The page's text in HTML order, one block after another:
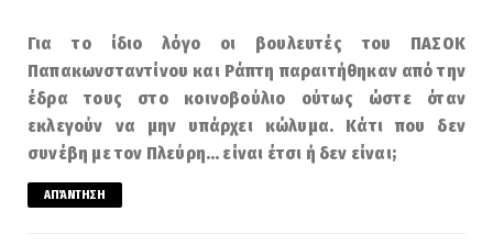
Για το ίδιο λόγο οι βουλευτές του ΠΑΣΟΚ
Παπακωνσταντίνου και Ράπτη παραιτήθηκαν από την
έδρα τους στο κοινοβούλιο ούτως ώστε όταν
εκλεγούν να μην υπάρχει κώλυμα. Κάτι που δεν
συνέβη με τον Πλεύρη… είναι έτσι ή δεν είναι;
ΑΠΆΝΤΗΣΗ